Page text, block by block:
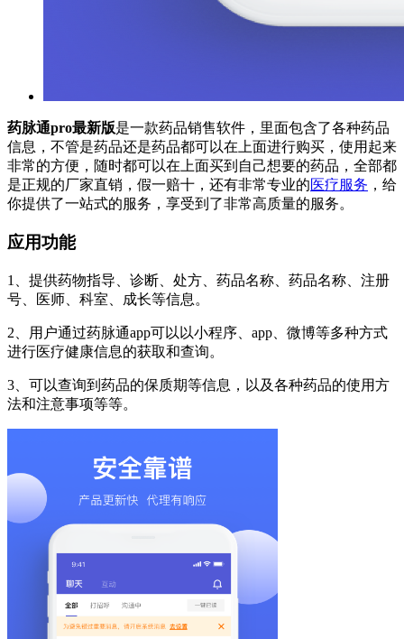
药脉通pro最新版是一款药品销售软件，里面包含了各种药品
信息，不管是药品还是药品都可以在上面进行购买，使用起来
非常的方便，随时都可以在上面买到自己想要的药品，全部都
是正规的厂家直销，假一赔十，还有非常专业的医疗服务 ，给
你提供了一站式的服务，享受到了非常高质量的服务。
应用功能
1、提供药物指导、诊断、处方、药品名称、药品名称、注册
号、医师、科室、成长等信息。
2、用户通过药脉通app可以以小程序、app、微博等多种方式
进行医疗健康信息的获取和查询。
3、可以查询到药品的保质期等信息，以及各种药品的使用方
法和注意事项等等。